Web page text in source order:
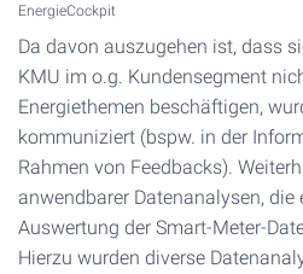
EnergieCockpit
Da davon auszugehen ist, dass
KMU im o.g. Kundensegment
Energiethemen beschäftigen,
kommuniziert (bspw. in der
Rahmen von Feedbacks).
anwendbarer Datenanalysen,
Auswertung der Smart-Meter-
Hierzu wurden diverse